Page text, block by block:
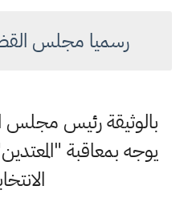
رسميا مجلس
بالوثيقة رئيس مجلس
يوجه بمعاقبة